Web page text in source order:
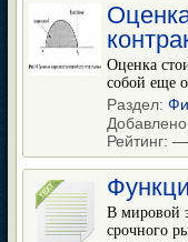
Оценка
собой еще
Раздел:
Рейтинг: —
В мировой
срочного